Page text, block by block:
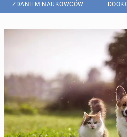
ZDANIEM NAUKOWCÓW